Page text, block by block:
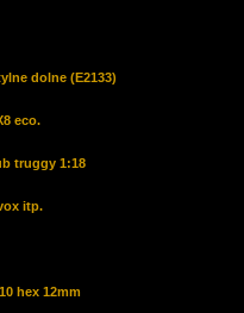
dolne (E2133)
eco.
truggy 1:18
itp.
hex 12mm